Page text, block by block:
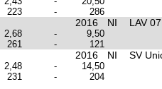
223 - 286
2016 NI LAV
2,68 -
9,50
261 - 121
2016 NI SV
2,48 -
14,50
231 - 204